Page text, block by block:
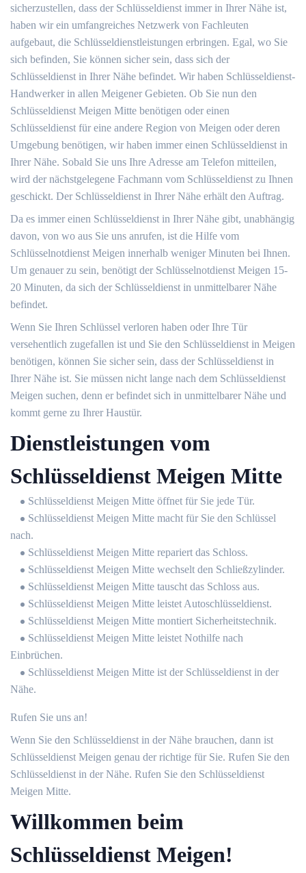
sicherzustellen, dass der Schlüsseldienst immer in Ihrer Nähe ist,
haben wir ein umfangreiches Netzwerk von Fachleuten
aufgebaut, die Schlüsseldienstleistungen erbringen. Egal, wo Sie
sich befinden, Sie können sicher sein, dass sich der
Schlüsseldienst in Ihrer Nähe befindet. Wir haben Schlüsseldienst-
Handwerker in allen Meigener Gebieten. Ob Sie nun den
Schlüsseldienst Meigen Mitte benötigen oder einen
Schlüsseldienst für eine andere Region von Meigen oder deren
Umgebung benötigen, wir haben immer einen Schlüsseldienst in
Ihrer Nähe. Sobald Sie uns Ihre Adresse am Telefon mitteilen,
wird der nächstgelegene Fachmann vom Schlüsseldienst zu Ihnen
geschickt. Der Schlüsseldienst in Ihrer Nähe erhält den Auftrag.
Da es immer einen Schlüsseldienst in Ihrer Nähe gibt, unabhängig
davon, von wo aus Sie uns anrufen, ist die Hilfe vom
Schlüsselnotdienst Meigen innerhalb weniger Minuten bei Ihnen.
Um genauer zu sein, benötigt der Schlüsselnotdienst Meigen 15-
20 Minuten, da sich der Schlüsseldienst in unmittelbarer Nähe
befindet.
Wenn Sie Ihren Schlüssel verloren haben oder Ihre Tür
versehentlich zugefallen ist und Sie den Schlüsseldienst in Meigen
benötigen, können Sie sicher sein, dass der Schlüsseldienst in
Ihrer Nähe ist. Sie müssen nicht lange nach dem Schlüsseldienst
Meigen suchen, denn er befindet sich in unmittelbarer Nähe und
kommt gerne zu Ihrer Haustür.
Dienstleistungen vom
Schlüsseldienst Meigen Mitte
Schlüsseldienst Meigen Mitte öffnet für Sie jede Tür.
Schlüsseldienst Meigen Mitte macht für Sie den Schlüssel
nach.
Schlüsseldienst Meigen Mitte repariert das Schloss.
Schlüsseldienst Meigen Mitte wechselt den Schließzylinder.
Schlüsseldienst Meigen Mitte tauscht das Schloss aus.
Schlüsseldienst Meigen Mitte leistet Autoschlüsseldienst.
Schlüsseldienst Meigen Mitte montiert Sicherheitstechnik.
Schlüsseldienst Meigen Mitte leistet Nothilfe nach
Einbrüchen.
Schlüsseldienst Meigen Mitte ist der Schlüsseldienst in der
Nähe.
Rufen Sie uns an!
Wenn Sie den Schlüsseldienst in der Nähe brauchen, dann ist
Schlüsseldienst Meigen genau der richtige für Sie. Rufen Sie den
Schlüsseldienst in der Nähe. Rufen Sie den Schlüsseldienst
Meigen Mitte.
Willkommen beim
Schlüsseldienst Meigen!